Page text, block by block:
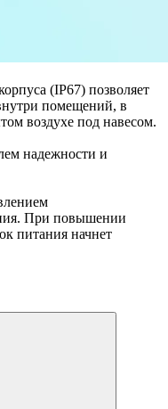
(IP67) позволяет
помещений, в
воздухе под навесом.
надежности и
При повышении
питания начнет